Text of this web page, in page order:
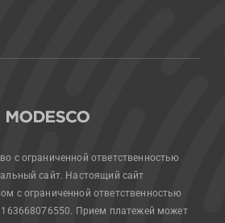
с ограниченной ответственностью
сайт. Настоящий сайт
с ограниченной ответственностью
Прием платежей может